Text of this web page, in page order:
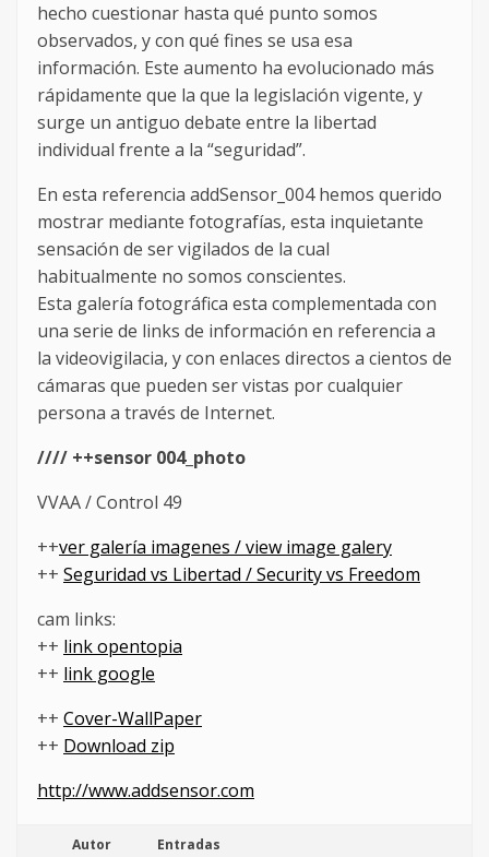
hecho cuestionar hasta qué punto somos
observados, y con qué fines se usa esa
información. Este aumento ha evolucionado más
rápidamente que la que la legislación vigente, y
surge un antiguo debate entre la libertad
individual frente a la “seguridad”.
En esta referencia addSensor_004 hemos querido
mostrar mediante fotografías, esta inquietante
sensación de ser vigilados de la cual
habitualmente no somos conscientes.
Esta galería fotográfica esta complementada con
una serie de links de información en referencia a
la videovigilacia, y con enlaces directos a cientos de
cámaras que pueden ser vistas por cualquier
persona a través de Internet.
//// ++sensor 004_photo
VVAA / Control 49
++ver galería imagenes / view image galery
++ Seguridad vs Libertad / Security vs Freedom
cam links:
++ link opentopia
++ link google
++ Cover-WallPaper
++ Download zip
http://www.addsensor.com
Autor Entradas